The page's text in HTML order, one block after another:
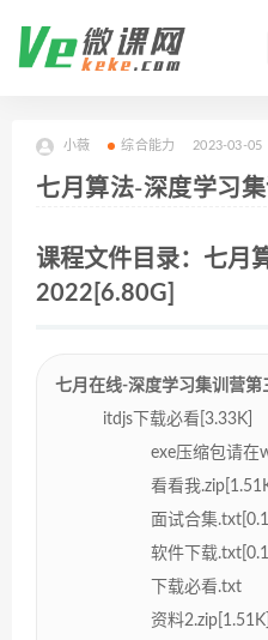
小薇 综合能力 2023-03-05
七月算法-深度学习
课程文件目录：七月
2022[6.80G]
七月在线-深度学习集训营第
itdjs下载必看[3.33K]
exe压缩包请在
看看我
面试合集
软件下载
下载必看.txt
资料2.zip[1.51K]